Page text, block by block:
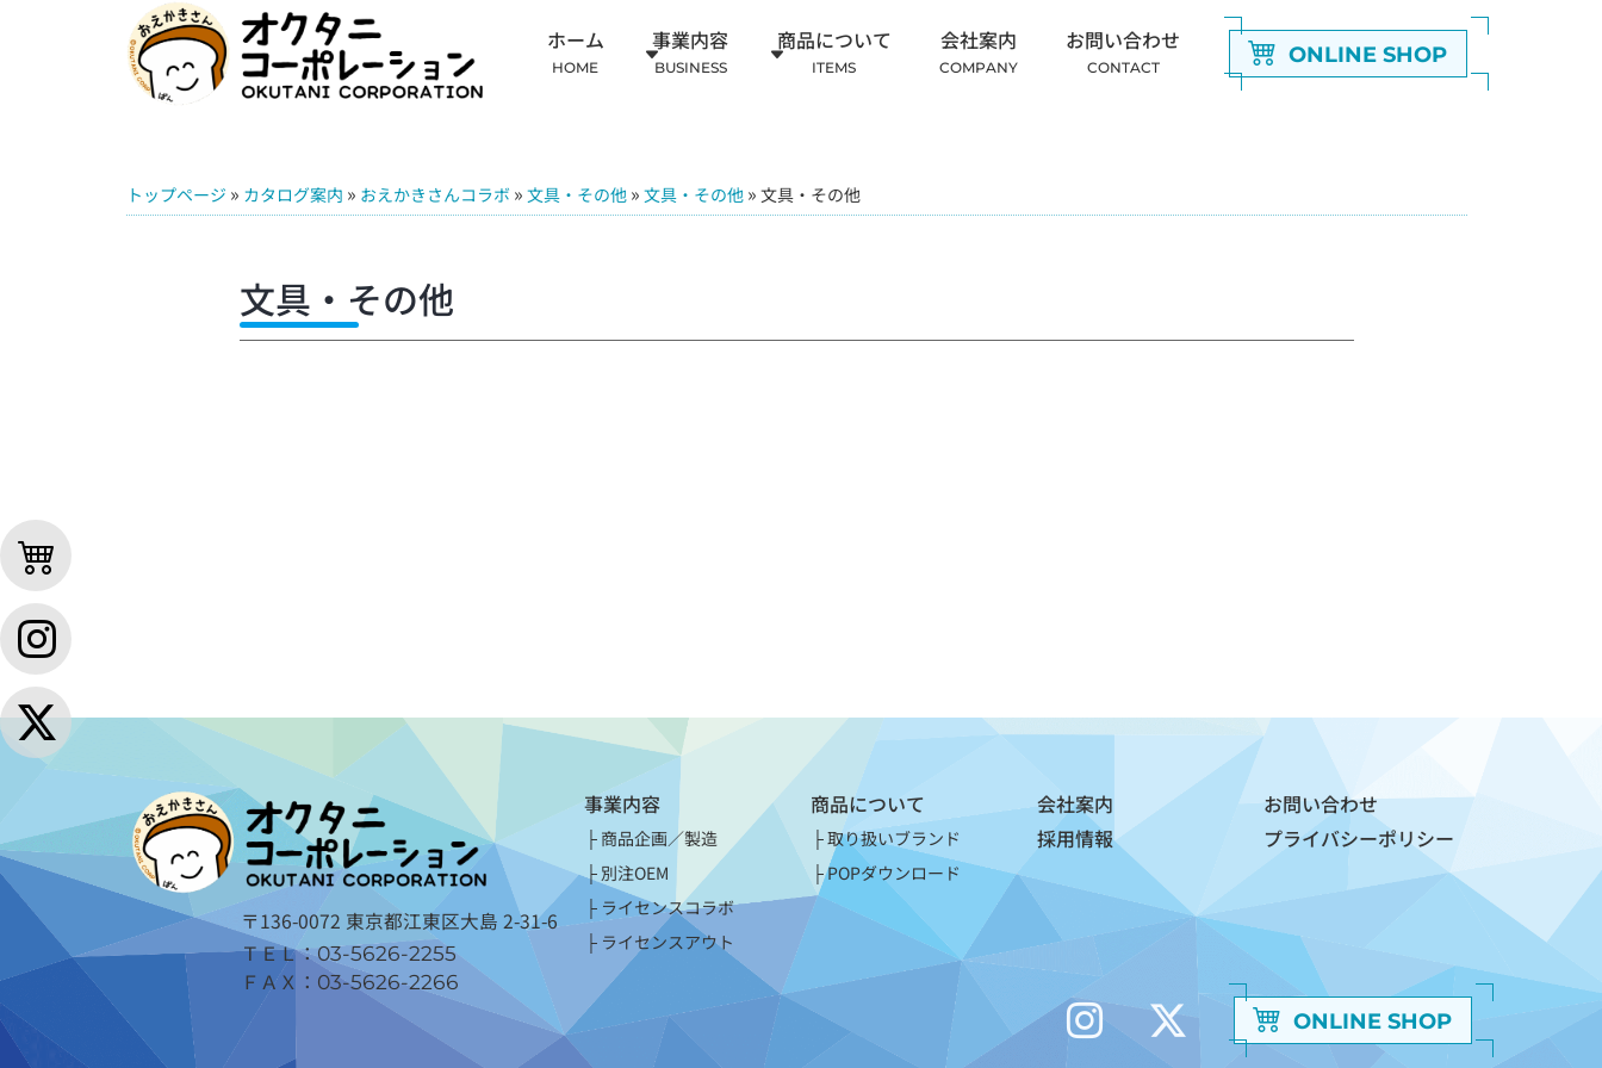
ホーム
HOME
事業内容
BUSINESS
商品について
ITEMS
会社案内
COMPANY
お問い合わせ
CONTACT ONLINE SHOP
トップページ » カタログ案内 » おえかきさんコラボ » 文具・その他 » 文具・その他 » 文具・その他
文具・その他
〒136-0072 東京都江東区大島 2-31-6
ＴＥＬ：03-5626-2255
ＦＡＸ： 03-5626-2266
事業内容
商品企画／製造
別注OEM
ライセンスコラボ
ライセンスアウト
商品について
取り扱いブランド
POPダウンロード
会社案内
採用情報
お問い合わせ
プライバシーポリシー
ONLINE SHOP